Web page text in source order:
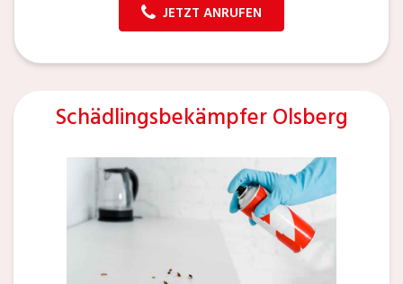
JETZT ANRUFEN
Schädlingsbekämpfer Olsberg